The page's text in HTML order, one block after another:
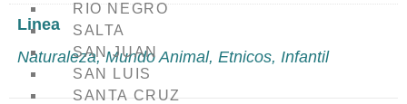
RIO NEGRO
SALTA
SAN JUAN
SAN LUIS
SANTA CRUZ
Linea
Naturaleza,Mundo Animal, Etnicos, Infantil